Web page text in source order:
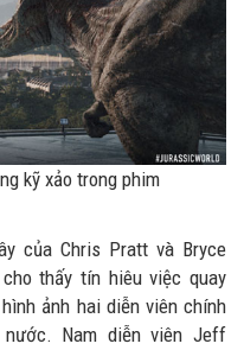
kỹ xảo trong phim
của Chris Pratt và Bryce
thấy tín hiêu việc quay
ảnh hai diễn viên chính
Nam diễn viên Jeff